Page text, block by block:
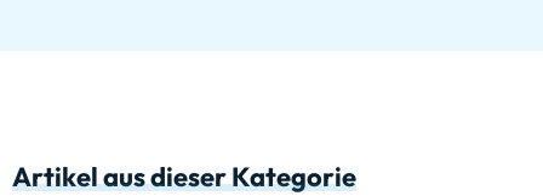
Artikel aus dieser Kategorie